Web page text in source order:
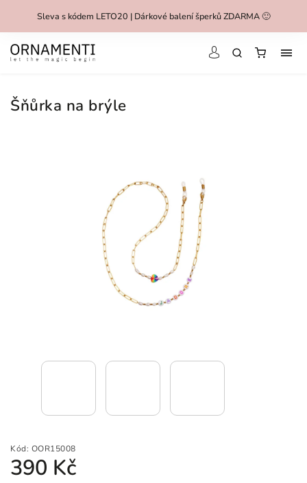
Sleva s kódem LETO20 | Dárkové balení šperků ZDARMA 🙂
Šňůrka na brýle
Kód: OOR15008
390 Kč